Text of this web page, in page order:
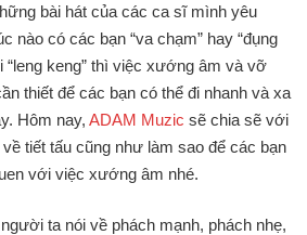
bài hát của các ca sĩ mình yêu
nào có các bạn “va chạm” hay “đụng
“leng keng” thì việc xướng âm và vỡ
thiết để các bạn có thể đi nhanh và xa
Hôm nay, ADAM Muzic sẽ chia sẽ với
tiết tấu cũng như làm sao để các bạn
với việc xướng âm nhé.
ta nói về phách mạnh, phách nhẹ,